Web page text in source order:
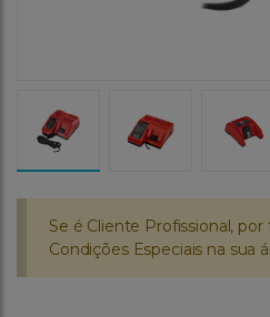
Se é Cliente Profissional, por
Condições Especiais na sua